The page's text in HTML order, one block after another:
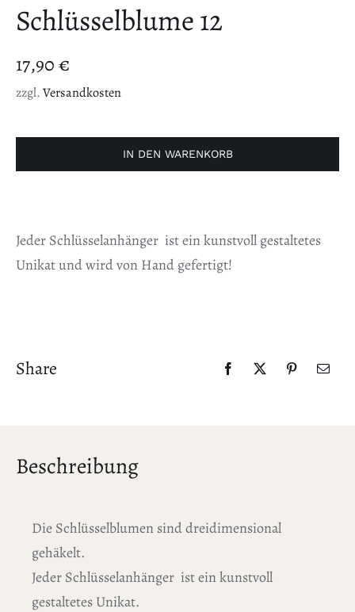
Schlüsselblume 12
17,90€
zzgl.Versandkosten
12
Menge
IN DEN WARENKORB
Jeder Schlüsselanhänger ist ein kunstvoll gestaltetes
Unikat und wird von Hand gefertigt!
Share
Beschreibung
Die Schlüsselblumen sind dreidimensional
gehäkelt.
Jeder Schlüsselanhänger ist ein kunstvoll
gestaltetes Unikat.